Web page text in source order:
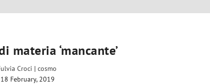
materia ‘mancante’
Croci | cosmo
February, 2019